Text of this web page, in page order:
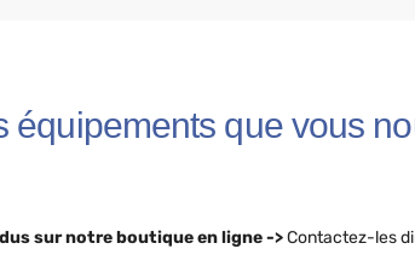
équipements que vous
sur notre boutique en ligne->Contactez-les